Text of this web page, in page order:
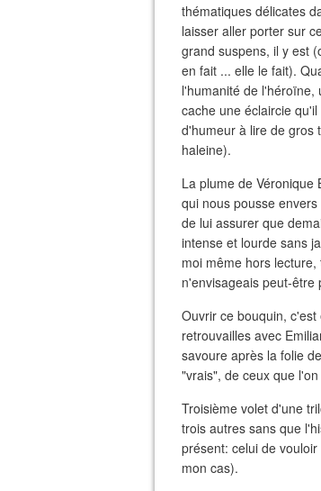
thématiques délicates
laisser aller porter sur
grand suspens, il y est
en fait ... elle le fait).
l'humanité de l'héroïne,
cache une éclaircie
d'humeur à lire de gros
haleine).
La plume de Véronique
qui nous pousse
de lui assurer que
intense et lourde sans
moi même hors
n'envisageais peut-être
Ouvrir ce bouquin,
retrouvailles avec
savoure après la folie
"vrais", de ceux que
Troisième volet d'une
trois autres sans que
présent: celui de
mon cas).